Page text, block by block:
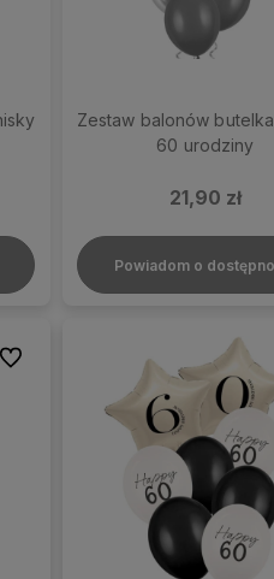
Zestaw balonów
60 urodziny
21,90 zł
Powiadom o
Do ulubionych